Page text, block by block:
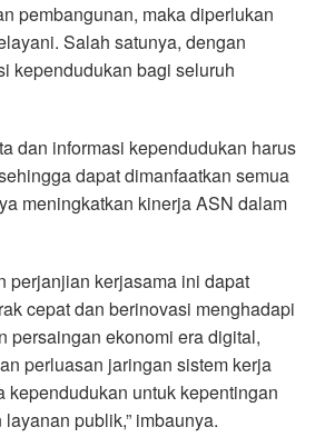
pembangunan, maka diperlukan
Salah satunya, dengan
kependudukan bagi seluruh
dan informasi kependudukan harus
dapat dimanfaatkan semua
meningkatkan kinerja ASN dalam
perjanjian kerjasama ini dapat
cepat dan berinovasi menghadapi
persaingan ekonomi era digital,
perluasan jaringan sistem kerja
kependudukan untuk kepentingan
publik,” imbaunya.